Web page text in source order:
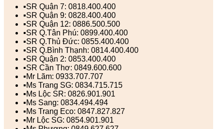
▪️SR Quận 7: 0818.400.400
▪️SR Quận 9: 0828.400.400
▪️SR Quận 12: 0886.500.500
▪️SR Q.Tân Phú: 0899.400.400
▪️SR Q.Thủ Đức: 0855.400.400
▪️SR Q.Bình Thạnh: 0814.400.400
▪️SR Quận 2: 0853.400.400
▪️SR Cần Thơ: 0849.600.600
▪️Mr Lãm: 0933.707.707
▪️Ms Trang SG: 0834.715.715
▪️Ms Lộc SR: 0826.901.901
▪️Ms Sang: 0834.494.494
▪️Ms Trang Eco: 0847.827.827
▪️Mr Lộc SG: 0854.901.901